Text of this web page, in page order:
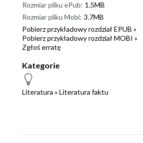
Rozmiar pliku ePub: 1.5MB
Rozmiar pliku Mobi: 3.7MB
Pobierz przykładowy rozdział EPUB »
Pobierz przykładowy rozdział MOBI »
Zgłoś erratę
Kategorie
Literatura » Literatura faktu